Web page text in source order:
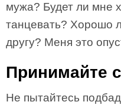
мужа? Будет ли мне
танцевать? Хорошо
другу? Меня это
Принимайте
Не пытайтесь